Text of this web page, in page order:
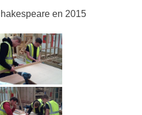
en 2015